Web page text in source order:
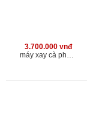
3.700.000 vnđ
máy xay cà phê cho quán Kahchan phù hợp với quán cafe có lượng khach 200 người/ngày